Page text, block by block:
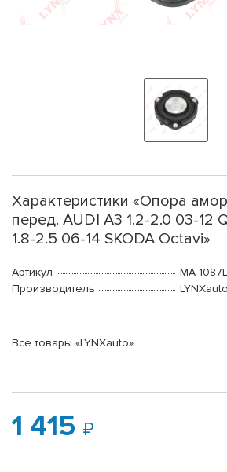
Характеристики «Опора
перед. AUDI A3 1.2-2.0 03-12
1.8-2.5 06-14 SKODA Octavi»
Артикул
MA-
Производитель
LYNXauto
Все товары «LYNXauto»
1 415